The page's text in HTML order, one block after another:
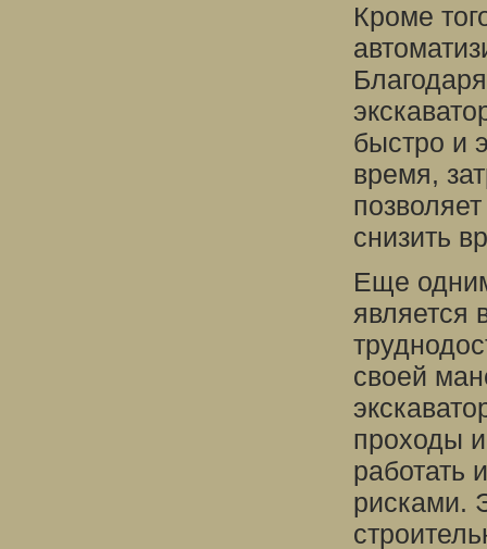
Кроме
быстро и
время,
снизить
Еще
является
своей
проходы
работать
рисками.